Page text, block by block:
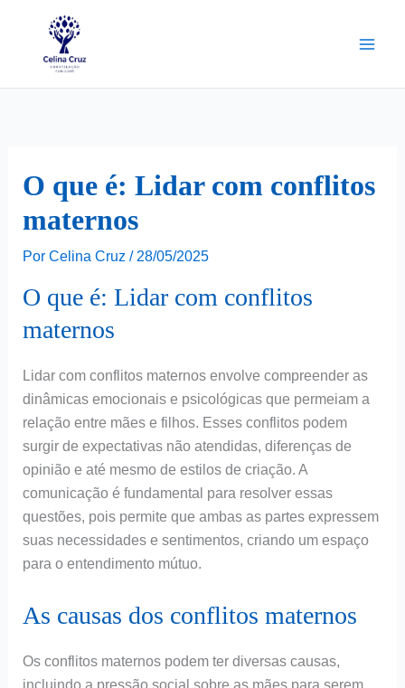
O que é: Lidar com conflitos
maternos
Por Celina Cruz / 28/05/2025
O que é: Lidar com conflitos
maternos
Lidar com conflitos maternos envolve compreender as
dinâmicas emocionais e psicológicas que permeiam a
relação entre mães e filhos. Esses conflitos podem
surgir de expectativas não atendidas, diferenças de
opinião e até mesmo de estilos de criação. A
comunicação é fundamental para resolver essas
questões, pois permite que ambas as partes expressem
suas necessidades e sentimentos, criando um espaço
para o entendimento mútuo.
As causas dos conflitos maternos
Os conflitos maternos podem ter diversas causas,
incluindo a pressão social sobre as mães para serem